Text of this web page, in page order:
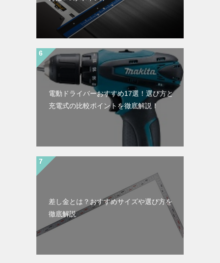
電動ドライバーおすすめ17選！選び方と
充電式の比較ポイントを徹底解説！
差し金とは？おすすめサイズや選び方を
徹底解説